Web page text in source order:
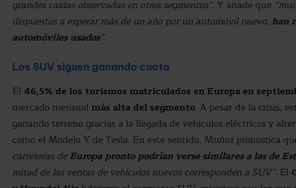
grandes caídas observadas en otros segmentos”. Y añade que
dispuestos a esperar más de un año por un automóvil nuevo, han
automóviles usados”.
Los SUV siguen ganando cuota
El 46,5% de los turismos matriculados en Europa en
mercado mensual más alta del segmento. A pesar de la crisis,
ganando terreno gracias a la llegada de vehículos eléctricos y
como el Modelo Y de Tesla. En este sentido, Muñoz pronostica
carreteras deEuropa pronto podrían verse similares a las de
mitad de las ventas de vehículos nuevos corresponden a SUV”. El